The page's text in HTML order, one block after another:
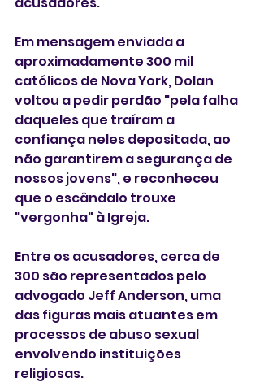
Em mensagem enviada a
aproximadamente 300 mil
católicos de Nova York, Dolan
voltou a pedir perdão "pela falha
daqueles que traíram a
confiança neles depositada, ao
não garantirem a segurança de
nossos jovens", e reconheceu
que o escândalo trouxe
"vergonha" à Igreja.
Entre os acusadores, cerca de
300 são representados pelo
advogado Jeff Anderson, uma
das figuras mais atuantes em
processos de abuso sexual
envolvendo instituições
religiosas.